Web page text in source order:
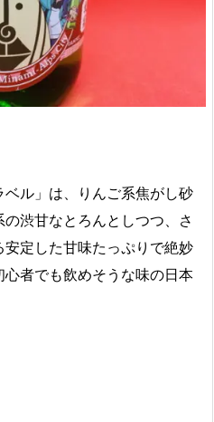
ル」は、りんご系焦がし砂
渋甘なとろんとしつつ、さ
定した甘味たっぷりで絶妙
者でも飲めそうな味の日本